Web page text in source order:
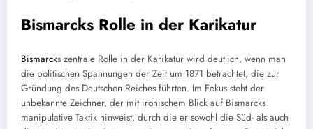
Bismarcks Rolle in der Karikatur
Bismarcks zentrale Rolle in der Karikatur wird deutlich, wenn man
die politischen Spannungen der Zeit um 1871 betrachtet, die zur
Gründung des Deutschen Reiches führten. Im Fokus steht der
unbekannte Zeichner, der mit ironischem Blick auf Bismarcks
manipulative Taktik hinweist, durch die er sowohl die Süd- als auch